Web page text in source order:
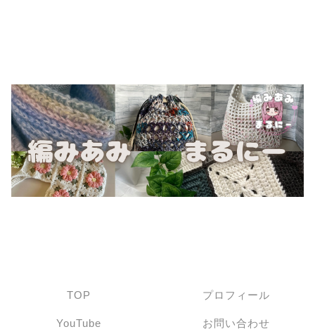
TOP プロフィール
YouTube お問い合わせ